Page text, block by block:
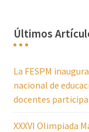
Últimos
La FESPM
nacional de
docentes
XXXVI Olimpiada